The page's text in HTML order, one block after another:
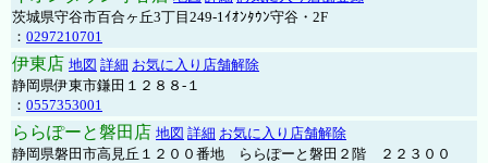
茨城県守谷市百合ヶ丘3丁目249-1ｲｵﾝﾀｳﾝ守谷・2F
： 0297210701
伊東店 地図 詳細 お気に入り店舗解除
静岡県伊東市鎌田１２８８-１
： 0557353001
ららぽーと磐田店 地図 詳細 お気に入り店舗解除
静岡県磐田市高見丘１２００番地 ららぽーと磐田２階 ２２３００